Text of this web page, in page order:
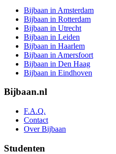
Bijbaan in Amsterdam
Bijbaan in Rotterdam
Bijbaan in Utrecht
Bijbaan in Leiden
Bijbaan in Haarlem
Bijbaan in Amersfoort
Bijbaan in Den Haag
Bijbaan in Eindhoven
Bijbaan.nl
F.A.Q.
Contact
Over Bijbaan
Studenten